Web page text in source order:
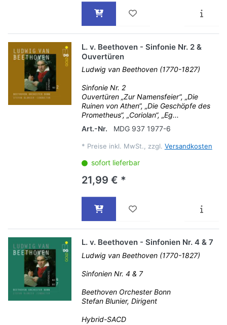
L. v. Beethoven - Sinfonie Nr. 2 &
Ouvertüren
Ludwig van Beethoven (1770-1827)
Sinfonie Nr. 2
Ouvertüren „Zur Namensfeier“, „Die
Ruinen von Athen“, „Die Geschöpfe des
Prometheus“, „Coriolan“, „Eg...
Art.-Nr.
MDG 937 1977-6
* Preise inkl. MwSt., zzgl. Versandkosten
sofort lieferbar
21,99 € *
L. v. Beethoven - Sinfonien Nr. 4 & 7
Ludwig van Beethoven (1770-1827)
Sinfonien Nr. 4 & 7
Beethoven Orchester Bonn
Stefan Blunier, Dirigent
Hybrid-SACD